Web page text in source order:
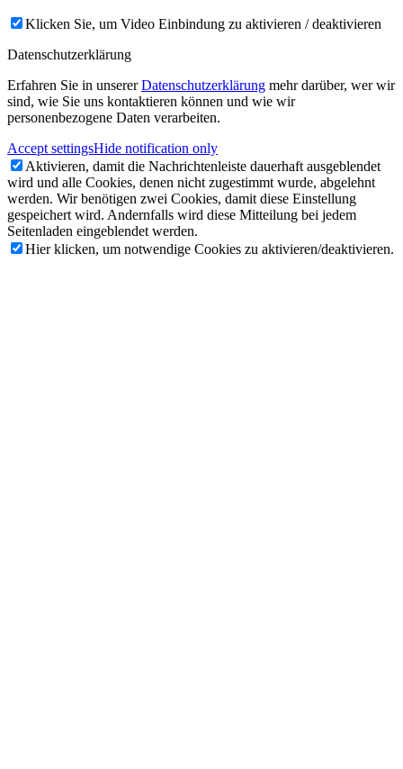
Klicken Sie, um Video Einbindung zu aktivieren / deaktivieren
Datenschutzerklärung
Erfahren Sie in unsererDatenschutzerklärung mehr darüber, wer wir
sind, wie Sie uns kontaktieren können und wie wir
personenbezogene Daten verarbeiten.
Accept settingsHide notification only
Aktivieren, damit die Nachrichtenleiste dauerhaft ausgeblendet
wird und alle Cookies, denen nicht zugestimmt wurde, abgelehnt
werden. Wir benötigen zwei Cookies, damit diese Einstellung
gespeichert wird. Andernfalls wird diese Mitteilung bei jedem
Seitenladen eingeblendet werden.
Hier klicken, um notwendige Cookies zu aktivieren/deaktivieren.